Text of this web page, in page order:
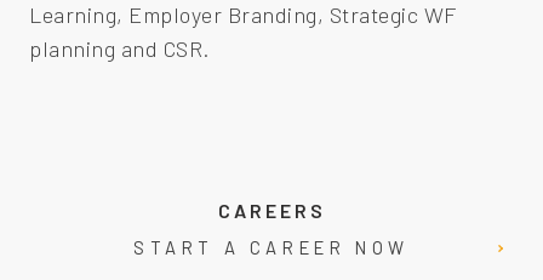
Learning, Employer Branding, Strategic WF
planning and CSR.
CAREERS
START A CAREER NOW